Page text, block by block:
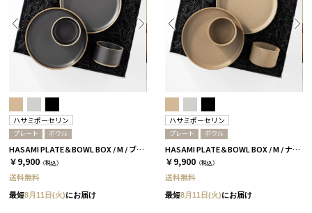
ハサミポーセリン
プレート ボウル
HASAMI PLATE＆BOWL BOX / M / ブラック［ハサミポーセリン］
￥9,900 （税込）
送料無料
最短8月11日(火)にお届け
ハサミポーセリン
プレート ボウル
HASAMI PLATE＆BOWL BOX / M / ナチュラル［ハサミポーセリン］
￥9,900 （税込）
送料無料
最短8月11日(火)にお届け